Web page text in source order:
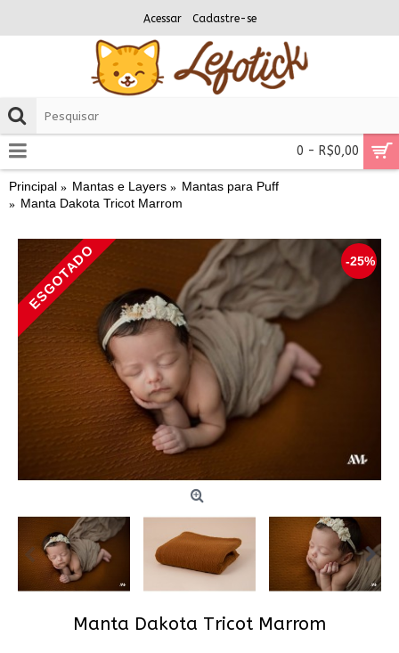
Acessar Cadastre-se
0 - R$0,00
Principal Mantas e Layers
Mantas para Puff
Manta Dakota Tricot Marrom
-25%
ESGOTADO
Manta Dakota Tricot Marrom